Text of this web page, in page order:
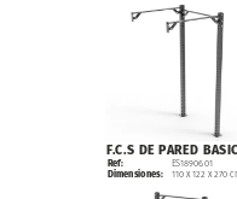
F.C.S DE PARED BASIC
Ref:
Dimensiones:
ES18906.01
110 x 122 x 270